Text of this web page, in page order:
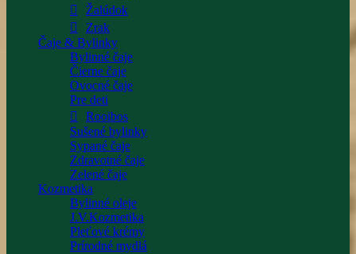
Žalúdok
Zrak
Čaje & Bylinky
Bylinné čaje
Čierne čaje
Ovocné čaje
Pre deti
Rooibos
Sušené bylinky
Sypané čaje
Zdravotné čaje
Zelené čaje
Kozmetika
Bylinné oleje
J.V.Kozmetika
Pleťové krémy
Prírodné mydlá